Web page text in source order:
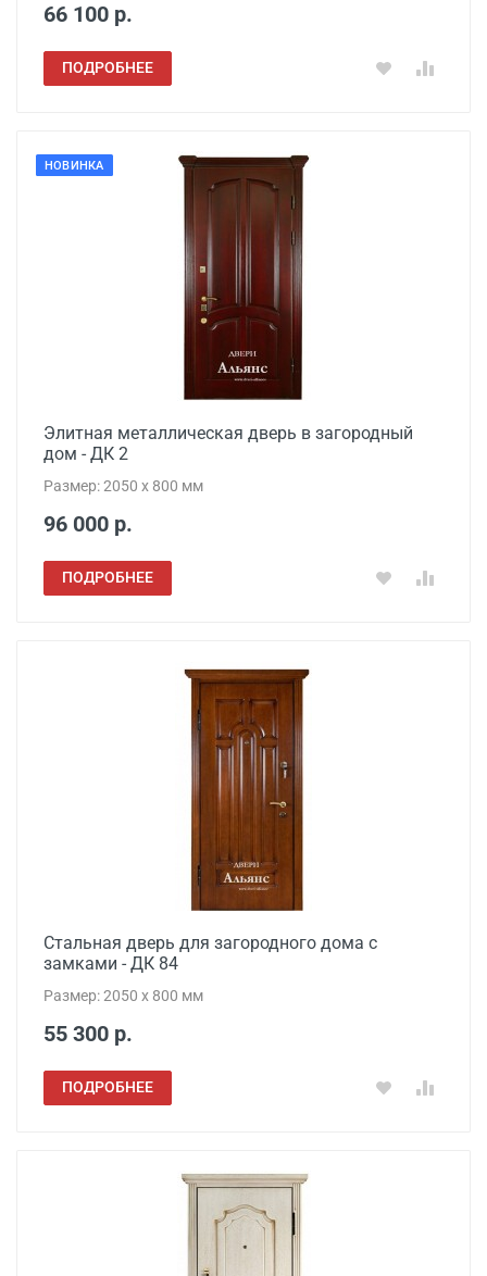
66 100 р.
ПОДРОБНЕЕ
НОВИНКА
Элитная металлическая дверь в загородный
дом - ДК 2
Размер: 2050 x 800 мм
96 000 р.
ПОДРОБНЕЕ
Стальная дверь для загородного дома с
замками - ДК 84
Размер: 2050 x 800 мм
55 300 р.
ПОДРОБНЕЕ